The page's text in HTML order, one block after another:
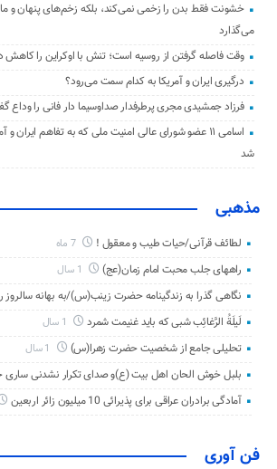
خشونت فقط بدن را زخمی نمی‌کند، بلکه زخم‌های پنهان و
می‌گذارد
وقت فاصله گرفتن از روسیه است؛ تنش با اوکراین را کاهش
درگیری ایران و آمریکا به کدام سمت می‌رود؟
فرزاد جمشیدی مجری پرطرفدار صداوسیما دار فانی را وداع
اسامی ۱۱ عضو شورای عالی امنیت ملی که به تفاهم ایران
شد
مذهبی
لطائف قرآنی/حیات طیب و معقول ! 7 ماه
راههای جلب محبت امام زمان(عج)
نگاهی گذرا به زندگینامه حضرت زینب(س)/به بهانه
لَیلَةُ الرَّغائِب شبی که باید غنیمت شمرد
تحلیلی جامع از شخصیت حضرت زهرا(س)
بلبل خوش الحان اهل بیت (ع)و صدای تکرار نشدنی
آمادگی برادران عراقی برای پذیرائی 10 میلیون زائر اربعین
فن آوری